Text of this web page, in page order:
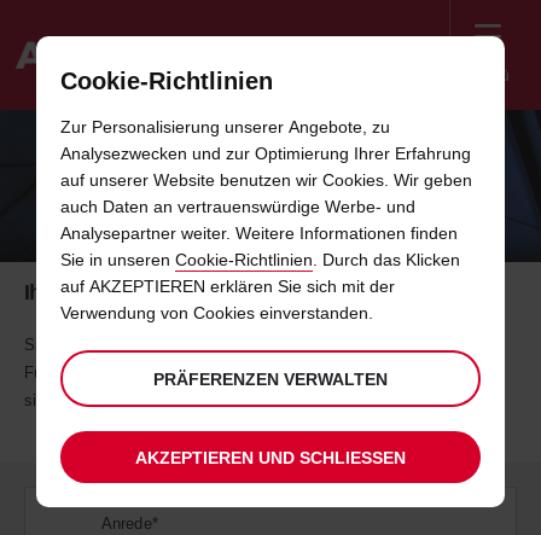
Menü
ANGEBOT FÜR GESCHÄFTSKUNDEN
EINHOLEN
Ihre Business-to-Business Anfrage
Sie möchten ein Angebot erstellen lassen oder haben Fragen an uns?
Füllen Sie einfach dieses Formular aus und unsere Mitarbeiter werden
sich umgehend mit Ihnen in Verbindung setzen.
Anrede*
Cookie-Richtlinien
Zur Personalisierung unserer Angebote, zu
Analysezwecken und zur Optimierung Ihrer Erfahrung
auf unserer Website benutzen wir Cookies. Wir geben
auch Daten an vertrauenswürdige Werbe- und
Analysepartner weiter. Weitere Informationen finden
Sie in unseren Cookie-Richtlinien. Durch das Klicken
auf AKZEPTIEREN erklären Sie sich mit der
Verwendung von Cookies einverstanden.
PRÄFERENZEN VERWALTEN
AKZEPTIEREN UND SCHLIESSEN